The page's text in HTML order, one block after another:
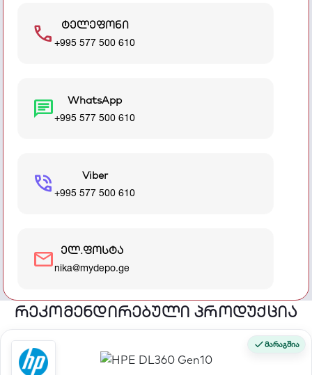
call ტელეფონი
+995 577 500 610
chat WhatsApp
+995 577 500 610
phone_in_talk Viber
+995 577 500 610
mail ელ.ფოსტა
nika@mydepo.ge
რეკომენდირებული პროდუქცია
მარაგშია